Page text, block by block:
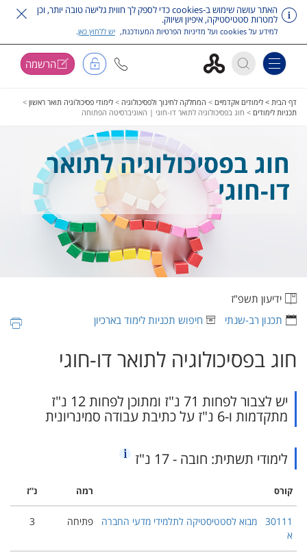
האתר עושה שימוש ב-cookies כדי לספק לך חווית גלישה טובה יותר, וכן
למטרות סטטיסטיקה, איפיון ושיווק.
למידע על cookies ועל מדיניות הפרטיות המעודכנת, יש ללחוץ כאן.
Toggle navigation הרשמה
דף הבית > לימודים אקדמיים > המחלקה לחינוך ולפסיכולוגיה > לימודי פסיכולוגיה תואר ראשון >
תכניות לימודים > חוג בפסיכולוגיה לתואר דו-חוגי | האוניברסיטה הפתוחה
חוג בפסיכולוגיה לתואר
דו-חוגי
ידיעון תשפ"ז
תכנון רב-שנתי
חיפוש תכניות לימוד בארכיון
חוג בפסיכולוגיה לתואר דו-חוגי
יש לצבור לפחות 71 נ"ז ומתוכן לפחות 12 נ"ז
מתקדמות ו-6 נ"ז על כתיבת עבודה סמינריונית
לימודי תשתית: חובה - 17 נ"ז
קורס רמה נ''ז
30111 מבוא לסטטיסטיקה לתלמידי מדעי החברה
א
פתיחה 3